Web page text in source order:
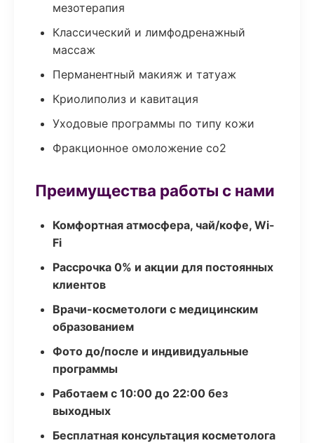
мезотерапия
Классический и лимфодренажный
массаж
Перманентный макияж и татуаж
Криолиполиз и кавитация
Уходовые программы по типу кожи
Фракционное омоложение co2
Преимущества работы с нами
Комфортная атмосфера, чай/кофе, Wi-
Fi
Рассрочка 0% и акции для постоянных
клиентов
Врачи-косметологи с медицинским
образованием
Фото до/после и индивидуальные
программы
Работаем с 10:00 до 22:00 без
выходных
Бесплатная консультация косметолога